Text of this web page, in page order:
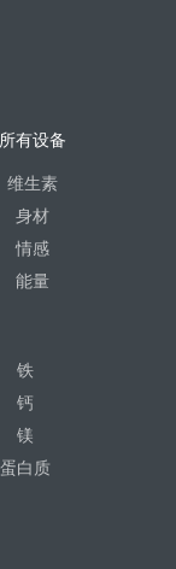
所有设备
维生素
身材
情感
能量
铁
钙
镁
蛋白质